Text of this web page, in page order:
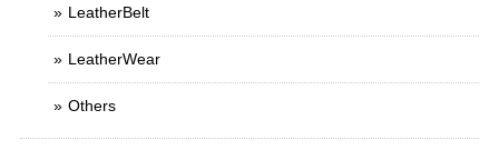
LeatherBelt
LeatherWear
Others